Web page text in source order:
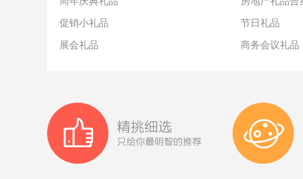
促销小礼品 节日礼品
展会礼品 商务会议礼品